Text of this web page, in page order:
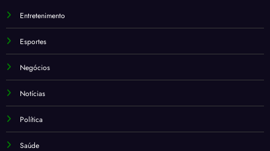
Entretenimento
Esportes
Negócios
Notícias
Política
Saúde